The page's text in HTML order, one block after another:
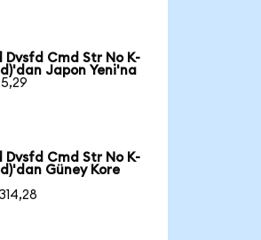
Cmd Str No K-
Japon Yeni'na
Cmd Str No K-
Güney Kore